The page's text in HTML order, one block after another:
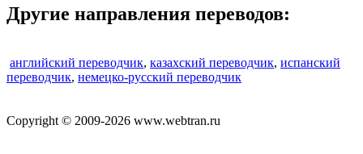
Другие направления переводов:
английский переводчик, казахский переводчик, испанский
переводчик, немецко-русский переводчик
Copyright © 2009-2026 www.webtran.ru